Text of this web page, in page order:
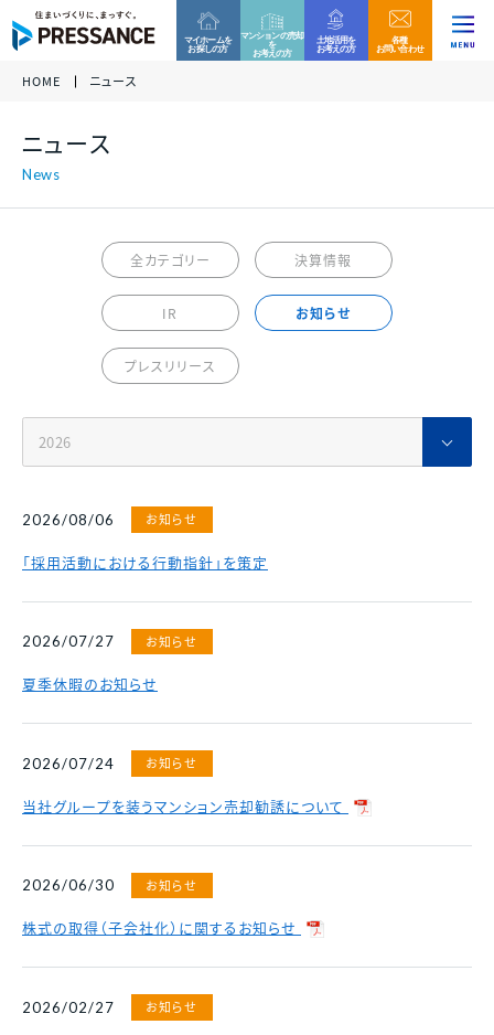
マイホームを
お探しの方
マンションの売却
を
お考えの方
土地活用を
お考えの方
各種
お問い合わせ
プレサンスロジェ
新築一戸建て
せ・ご質問などはお気軽にご連絡ください。
プレサンスアージュ
プレサンスNEXT
その他区分マンション
わせ・ご質問などはお気軽にご連絡ください。
プレサンスホームデザイン
万一、問題のある勧誘行為を確認された際は、お客
0120-99-4470
受付時間 / 9:30 - 18:30 当社休日除く
ご相談フォーム
各種資料請求
各種資料請求、購入、資産運用に関するお問い合わ
せ・ご質問などはお気軽にご連絡ください。
資料請求
各種お問い合わせ
0120-86-1650
受付時間 / 9:30 - 18:30
お問い合わせフォーム
経営理念
会社概要 /
アクセス
組織図
ニュース
ファミリーマンション 戸建て住宅
中古マンション
マンスリー
マンション
賃貸
その他事業
賃貸管理
サステナビリティ
財務諸表
決算ハイライト 説明会資料等
電子公告
採用情報
中途採用比率 ※2026年3月末時点
2023年
53.8％
2024年
スポンサーシップ
HOME ニュース
ニュース
全カテゴリー 決算情報
IR お知らせ
プレスリリース
2026/08/06 お知らせ
「採用活動における行動指針」を策定
2026/07/27 お知らせ
夏季休暇のお知らせ
2026/07/24 お知らせ
当社グループを装うマンション売却勧誘について
2026/06/30 お知らせ
株式の取得（子会社化）に関するお知らせ
2026/02/27 お知らせ